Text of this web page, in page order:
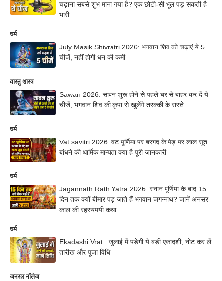
चढ़ाना सबसे शुभ माना गया है? एक छोटी-सी भूल पड़ सकती है
भारी
धर्म
July Masik Shivratri 2026: भगवान शिव को चढ़ाएं ये 5
चीजें, नहीं होगी धन की कमी
वास्तु शास्त्र
Sawan 2026: सावन शुरू होने से पहले घर से बाहर कर दें ये
चीजें, भगवान शिव की कृपा से खुलेंगे तरक्की के रास्ते
धर्म
Vat savitri 2026: वट पूर्णिमा पर बरगद के पेड़ पर लाल सूत
बांधने की धार्मिक मान्यता क्या है पूरी जानकारी
धर्म
Jagannath Rath Yatra 2026: स्नान पूर्णिमा के बाद 15
दिन तक क्यों बीमार पड़ जाते हैं भगवान जगन्नाथ? जानें अनसर
काल की रहस्यमयी कथा
धर्म
Ekadashi Vrat : जुलाई में पड़ेगी ये बड़ी एकादशी, नोट कर लें
तारीख और पूजा विधि
जनरल नॉलेज